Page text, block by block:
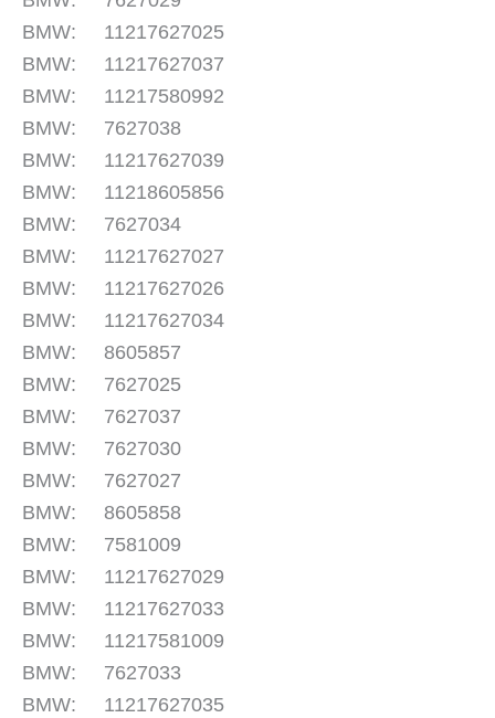
BMW: 11217627025
BMW: 11217627037
BMW: 11217580992
BMW: 7627038
BMW: 11217627039
BMW: 11218605856
BMW: 7627034
BMW: 11217627027
BMW: 11217627026
BMW: 11217627034
BMW: 8605857
BMW: 7627025
BMW: 7627037
BMW: 7627030
BMW: 7627027
BMW: 8605858
BMW: 7581009
BMW: 11217627029
BMW: 11217627033
BMW: 11217581009
BMW: 7627033
BMW: 11217627035